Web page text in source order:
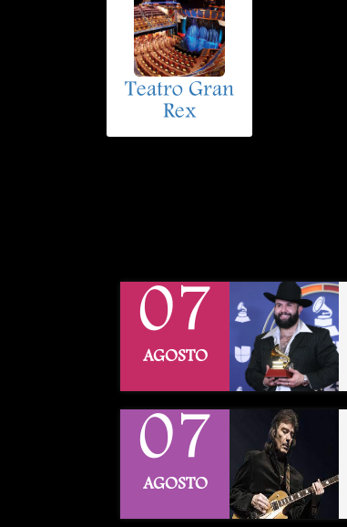
Teatro Gran
Rex
07
AGOSTO
07
AGOSTO